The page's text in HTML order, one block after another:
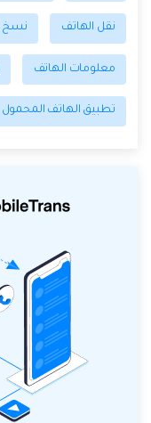
نقل الهاتف نسخ
معلومات الهاتف
تطبيق الهاتف المحمول